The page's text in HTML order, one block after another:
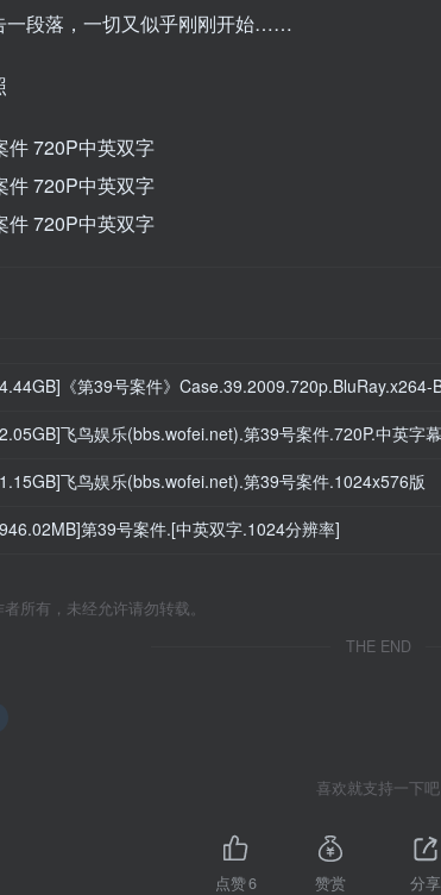
一段落，一切又似乎刚刚开始……
《第39号案件》Case.39.2009.720p.BluRay.x264-
飞鸟娱乐(bbs.wofei.net).第39号案件.720P.中英字幕
飞鸟娱乐(bbs.wofei.net).第39号案件.1024x576版
第39号案件.[中英双字.1024分辨率]
所有，未经允许请勿转载。
THE END
喜欢就支持一下吧
点赞6 赞赏 分享